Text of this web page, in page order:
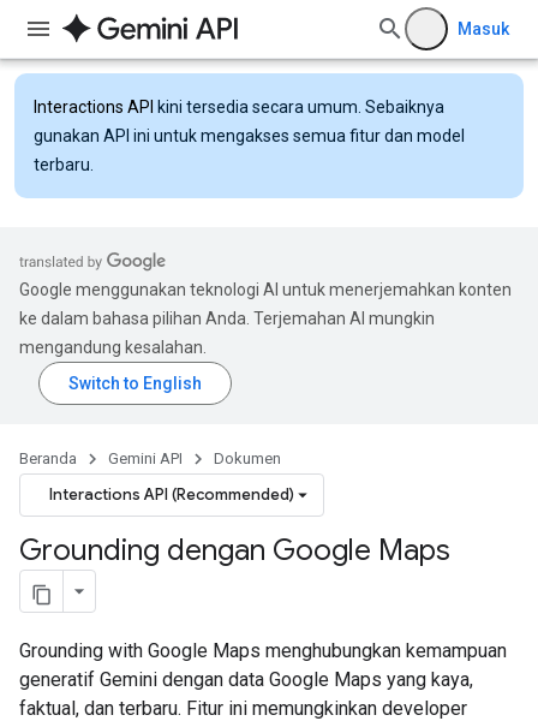
Masuk
Interactions API kini tersedia secara umum. Sebaiknya
gunakan API ini untuk mengakses semua fitur dan model
terbaru.
Google menggunakan teknologi AI untuk menerjemahkan konten
ke dalam bahasa pilihan Anda. Terjemahan AI mungkin
mengandung kesalahan.
Beranda Gemini API Dokumen
Interactions API (Recommended)
Grounding dengan Google Maps
Grounding with Google Maps menghubungkan kemampuan
generatif Gemini dengan data Google Maps yang kaya,
faktual, dan terbaru. Fitur ini memungkinkan developer